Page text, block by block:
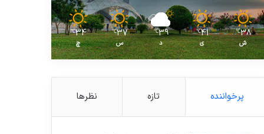
38
℃
ش
41
℃
ی
39
℃
د
37
℃
س
34
℃
چ
پرخواننده تازه نظرها